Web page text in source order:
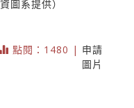
圖系提供）
點閱：1480 | 申請
圖片